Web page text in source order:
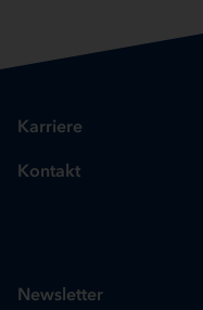
Karriere
Kontakt
Newsletter